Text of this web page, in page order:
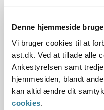
Denne hjemmeside
Vi bruger cookies til at
ast.dk. Ved at tillade alle
Ankestyrelsen samt
hjemmesiden, blandt
kan altid ændre dit
cookies.
Offentliggørelsesdato
12.07.2013
Paragraf
§ 58
Journalnummer